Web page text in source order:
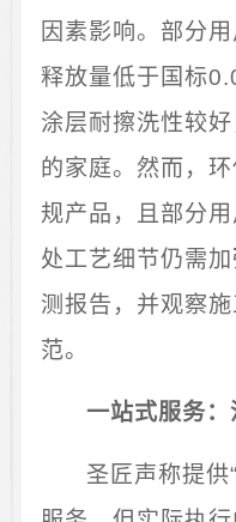
因素影响。部分
释放量低于国标
涂层耐擦洗性较
的家庭。然而，
规产品，且部分
处工艺细节仍需
测报告，并观察
范。
一站式服务：
圣匠声称提供